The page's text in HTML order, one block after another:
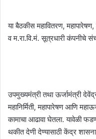
या बैठकीस महावितरण,
व म.रा.वि.मं. सूत्रधारी कंपनीचे
उपमुख्यमंत्री तथा ऊर्जामंत्री
महानिर्मिती, महापारेषण आणि
कामाचा आढावा घेतला. यावेळी
थकीत देणी देण्यासाठी केंद्र